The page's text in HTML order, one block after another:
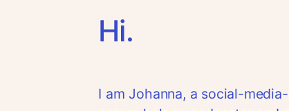
Hi.
I am Johanna, a social-